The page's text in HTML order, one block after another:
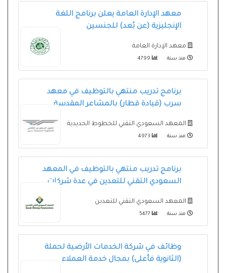
معهد الإدارة العامة يعلن برنامج اللغة
الإنجليزية (عن بُعد) للجنسين
معهد الإدارة العامة
منذ سنة
برنامج تدريب منتهي بالتوظيف في معهد
سرب (قيادة قطار) بالمشاعر المقدسة
المعهد السعودي التقني للخطوط الحديدية
منذ سنة
برنامج تدريب منتهي بالتوظيف في المعهد
السعودي التقني للتعدين في عدة شركات
المعهد السعودي التقني للتعدين
منذ سنة
وظائف في شركة الخدمات الأرضية لحملة
(الثانوية فأعلى) بمجال خدمة العملاء